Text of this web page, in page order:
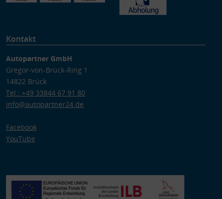
Kontakt
Autopartner GmbH
Gregor-von-Brück-Ring 1
14822 Brück
Tel.: +49 33844 67 91 80
info@autopartner24.de
Facebook
YouTube